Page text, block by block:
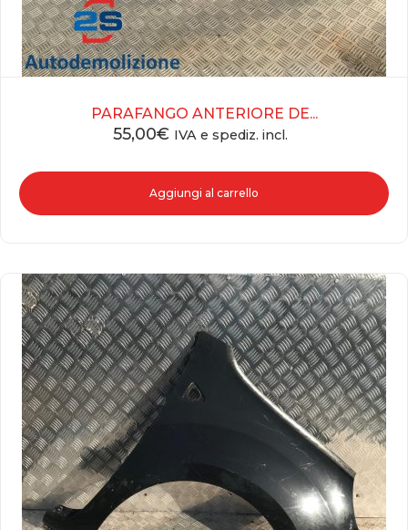
PARAFANGO ANTERIORE DE...
55,00€ IVA e spediz. incl.
Aggiungi al carrello